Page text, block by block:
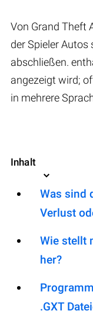
Von Grand Theft
der Spieler
abschließen.
angezeigt wird;
in mehrere
Inhalt
Was sind
Verlust
Wie stellt
her?
.GXT